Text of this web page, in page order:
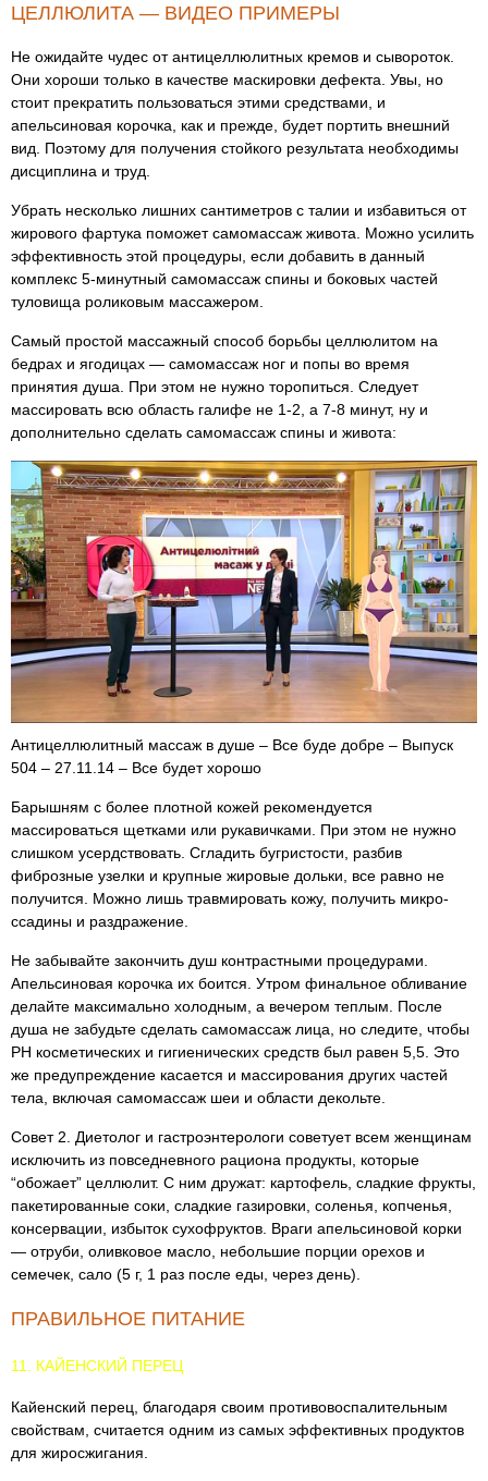
ЦЕЛЛЮЛИТА — ВИДЕО ПРИМЕРЫ
Не ожидайте чудес от антицеллюлитных кремов и сывороток.
Они хороши только в качестве маскировки дефекта. Увы, но
стоит прекратить пользоваться этими средствами, и
апельсиновая корочка, как и прежде, будет портить внешний
вид. Поэтому для получения стойкого результата необходимы
дисциплина и труд.
Убрать несколько лишних сантиметров с талии и избавиться от
жирового фартука поможет самомассаж живота. Можно усилить
эффективность этой процедуры, если добавить в данный
комплекс 5-минутный самомассаж спины и боковых частей
туловища роликовым массажером.
Самый простой массажный способ борьбы целлюлитом на
бедрах и ягодицах — самомассаж ног и попы во время
принятия душа. При этом не нужно торопиться. Следует
массировать всю область галифе не 1-2, а 7-8 минут, ну и
дополнительно сделать самомассаж спины и живота:
Антицеллюлитный массаж в душе – Все буде добре – Выпуск
504 – 27.11.14 – Все будет хорошо
Барышням с более плотной кожей рекомендуется
массироваться щетками или рукавичками. При этом не нужно
слишком усердствовать. Сгладить бугристости, разбив
фиброзные узелки и крупные жировые дольки, все равно не
получится. Можно лишь травмировать кожу, получить микро-
ссадины и раздражение.
Не забывайте закончить душ контрастными процедурами.
Апельсиновая корочка их боится. Утром финальное обливание
делайте максимально холодным, а вечером теплым. После
душа не забудьте сделать самомассаж лица, но следите, чтобы
PH косметических и гигиенических средств был равен 5,5. Это
же предупреждение касается и массирования других частей
тела, включая самомассаж шеи и области декольте.
Совет 2. Диетолог и гастроэнтерологи советует всем женщинам
исключить из повседневного рациона продукты, которые
“обожает” целлюлит. С ним дружат: картофель, сладкие фрукты,
пакетированные соки, сладкие газировки, соленья, копченья,
консервации, избыток сухофруктов. Враги апельсиновой корки
— отруби, оливковое масло, небольшие порции орехов и
семечек, сало (5 г, 1 раз после еды, через день).
ПРАВИЛЬНОЕ ПИТАНИЕ
11. КАЙЕНСКИЙ ПЕРЕЦ
Кайенский перец, благодаря своим противовоспалительным
свойствам, считается одним из самых эффективных продуктов
для жиросжигания.